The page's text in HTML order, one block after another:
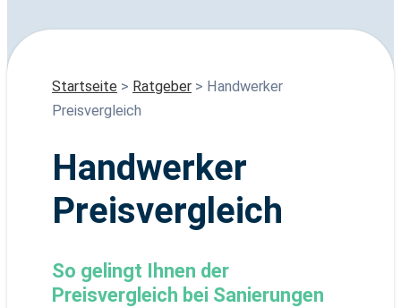
Startseite > Ratgeber > Handwerker
Preisvergleich
Handwerker
Preisvergleich
So gelingt Ihnen der
Preisvergleich bei Sanierungen